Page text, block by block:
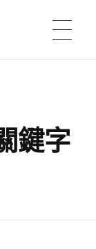
鍵字